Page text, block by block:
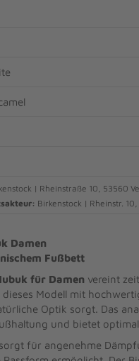
| Rheinstraße 10, 53560
Birkenstock | Rheinstr.
Damen
Fußbett
für Damen vereint
Modell mit
Optik sorgt. Das
und bietet
für angenehme